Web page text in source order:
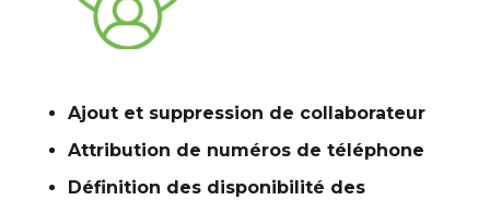
Ajout et suppression de collaborateur
Attribution de numéros de téléphone
Définition des disponibilité des